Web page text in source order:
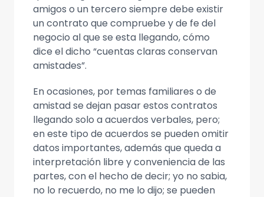
amigos o un tercero siempre debe existir
un contrato que compruebe y de fe del
negocio al que se esta llegando, cómo
dice el dicho “cuentas claras conservan
amistades”.
En ocasiones, por temas familiares o de
amistad se dejan pasar estos contratos
llegando solo a acuerdos verbales, pero;
en este tipo de acuerdos se pueden omitir
datos importantes, además que queda a
interpretación libre y conveniencia de las
partes, con el hecho de decir; yo no sabia,
no lo recuerdo, no me lo dijo; se pueden